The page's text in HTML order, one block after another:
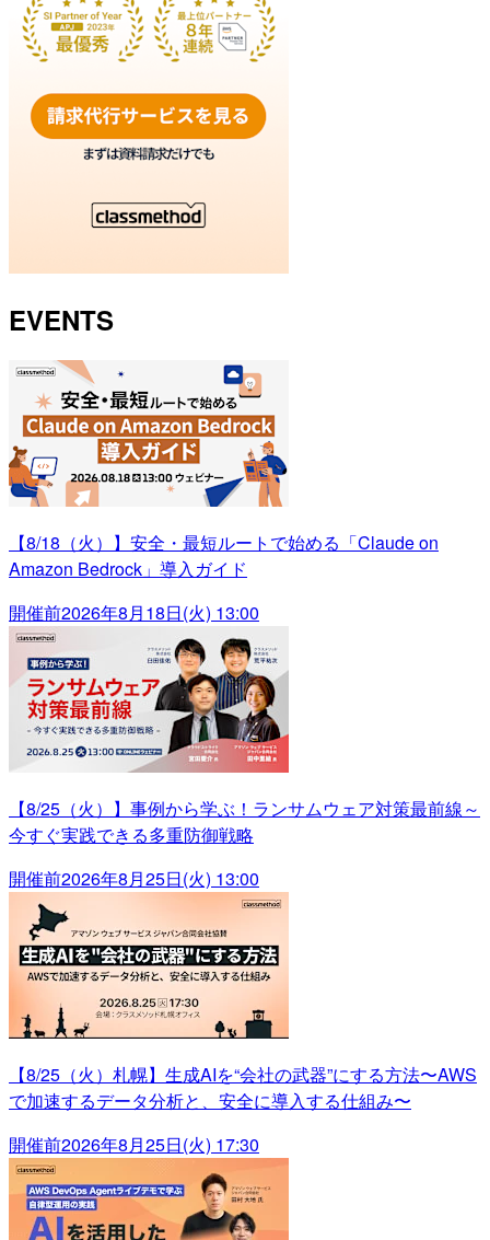
EVENTS
【8/18（火）】安全・最短ルートで始める「Claude on
Amazon Bedrock」導入ガイド
開催前2026年8月18日(火) 13:00
【8/25（火）】事例から学ぶ！ランサムウェア対策最前線～
今すぐ実践できる多重防御戦略
開催前2026年8月25日(火) 13:00
【8/25（火）札幌】生成AIを“会社の武器”にする方法〜AWS
で加速するデータ分析と、安全に導入する仕組み〜
開催前2026年8月25日(火) 17:30